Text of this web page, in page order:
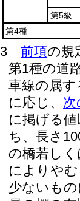
第5級
第4種
3 前項の規
第1種の道
車線の属
に応じ、 次
に掲げる
ち、長さ
の橋若し
によりや
少ないも